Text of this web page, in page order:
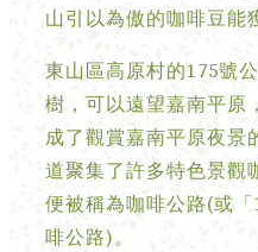
山引以為傲的咖啡豆能
東山區高原村的175號
樹，可以遠望嘉南平原
成了觀賞嘉南平原夜景
道聚集了許多特色景觀
便被稱為咖啡公路(或
啡公路)。